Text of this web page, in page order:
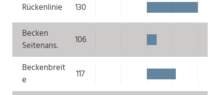
Rückenlinie
130
Becken
Seitenans.
106
Beckenbreit
e
117